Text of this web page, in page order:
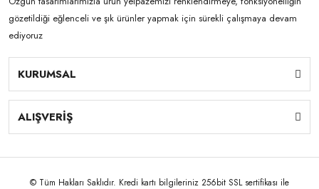
gözetildiği eğlenceli ve şık ürünler yapmak için sürekli çalışmaya devam
ediyoruz
KURUMSAL
ALIŞVERİŞ
© Tüm Hakları Saklıdır. Kredi kartı bilgileriniz 256bit SSL sertifikası ile